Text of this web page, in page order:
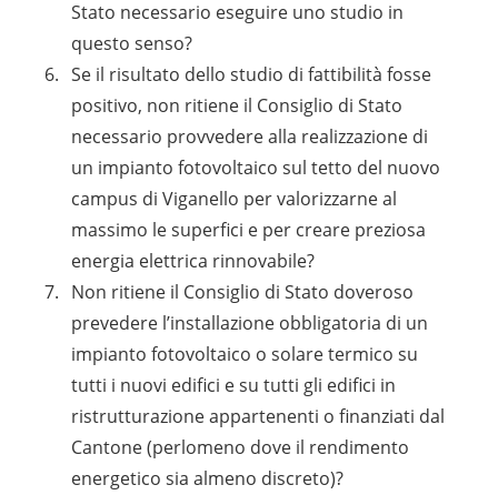
Stato necessario eseguire uno studio in
questo senso?
Se il risultato dello studio di fattibilità fosse
positivo, non ritiene il Consiglio di Stato
necessario provvedere alla realizzazione di
un impianto fotovoltaico sul tetto del nuovo
campus di Viganello per valorizzarne al
massimo le superfici e per creare preziosa
energia elettrica rinnovabile?
Non ritiene il Consiglio di Stato doveroso
prevedere l’installazione obbligatoria di un
impianto fotovoltaico o solare termico su
tutti i nuovi edifici e su tutti gli edifici in
ristrutturazione appartenenti o finanziati dal
Cantone (perlomeno dove il rendimento
energetico sia almeno discreto)?